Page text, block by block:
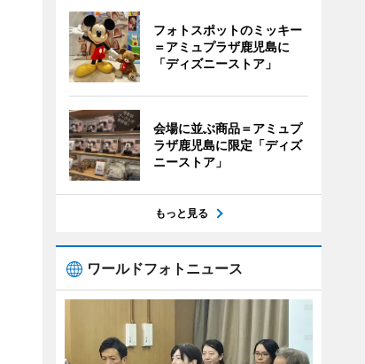
フォトスポットのミッキー
＝アミュプラザ鹿児島に
「ディズニーストア」
会場に並ぶ商品＝アミュプ
ラザ鹿児島に限定「ディズ
ニーストア」
もっと見る
ワールドフォトニュース